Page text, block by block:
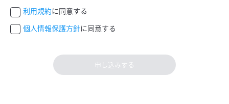
利用規約に同意する
個人情報保護方針に同意する
申し込みする